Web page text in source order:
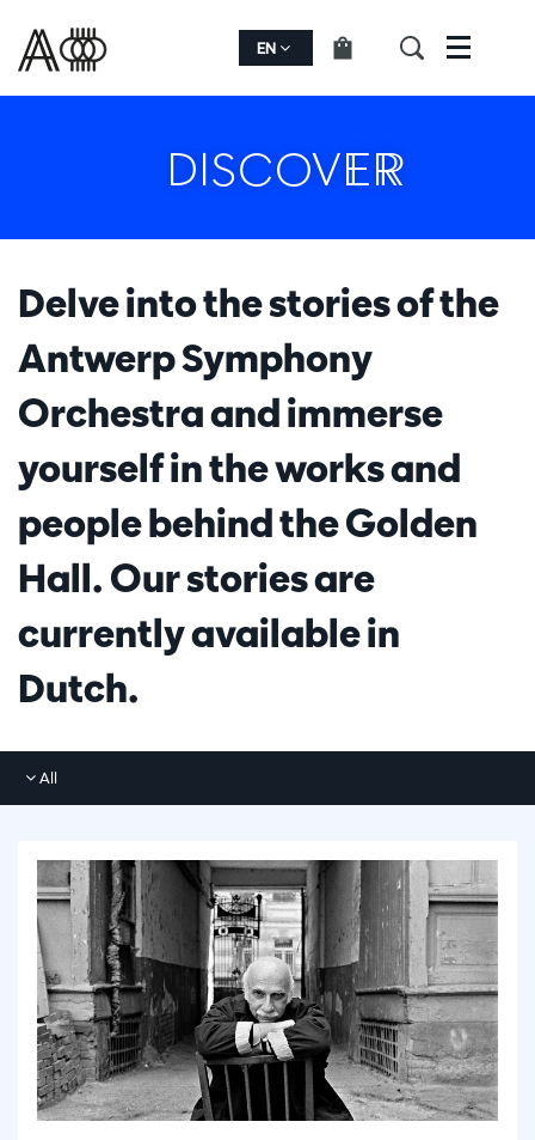
EN Menu
DISCOVER
Delve into the stories of the
Antwerp Symphony
Orchestra and immerse
yourself in the works and
people behind the Golden
Hall. Our stories are
currently available in
Dutch.
All
Photos
Articles
Videos
Interviews